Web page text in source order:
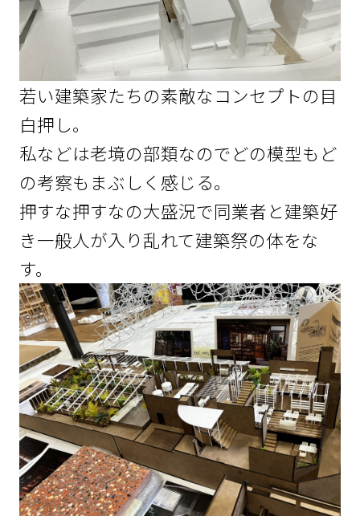
若い建築家たちの素敵なコンセプトの目
白押し。
私などは老境の部類なのでどの模型もど
の考察もまぶしく感じる。
押すな押すなの大盛況で同業者と建築好
き一般人が入り乱れて建築祭の体をな
す。